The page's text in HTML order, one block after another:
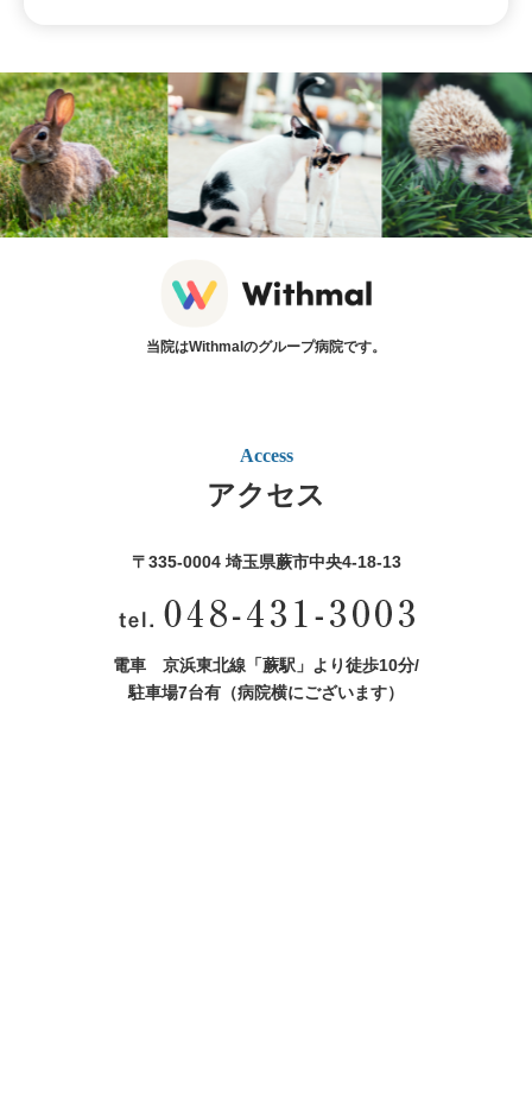
当院はWithmalのグループ病院です。
Access
アクセス
〒335-0004 埼玉県蕨市中央4‐18‐13
電車 京浜東北線「蕨駅」より徒歩10分/
駐車場7台有（病院横にございます）